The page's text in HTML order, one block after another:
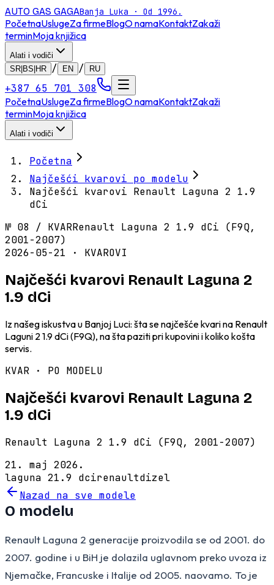
AUTO GAS GAGABanja Luka · Od 1996.
PočetnaUslugeZa firmeBlogO namaKontaktZakaži
terminMoja knjižica
Alati i vodiči
SR|BS|HR
/ EN / RU
+387 65 701 308
PočetnaUslugeZa firmeBlogO namaKontaktZakaži
terminMoja knjižica
Alati i vodiči
Početna
Najčešći kvarovi po modelu
Najčešći kvarovi Renault Laguna 2 1.9
dCi
№ 08 / KVARRenault Laguna 2 1.9 dCi (F9Q,
2001-2007)
2026-05-21 · KVAROVI
Najčešći kvarovi Renault Laguna 2
1.9 dCi
Iz našeg iskustva u Banjoj Luci: šta se najčešće kvari na Renault
Laguni 2 1.9 dCi (F9Q), na šta paziti pri kupovini i koliko košta
servis.
KVAR · PO MODELU
Najčešći kvarovi Renault Laguna 2
1.9 dCi
Renault Laguna 2 1.9 dCi (F9Q, 2001-2007)
21. maj 2026.
laguna 21.9 dcirenaultdizel
Nazad na sve modele
O modelu
Renault Laguna 2 generacije proizvodila se od 2001. do
2007. godine i u BiH je dolazila uglavnom preko uvoza iz
Njemačke, Francuske i Italije od 2005. naovamo. To je